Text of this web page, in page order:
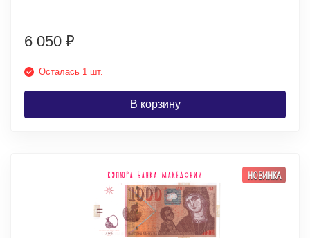
6 050 ₽
Осталась 1 шт.
В корзину
НОВИНКА